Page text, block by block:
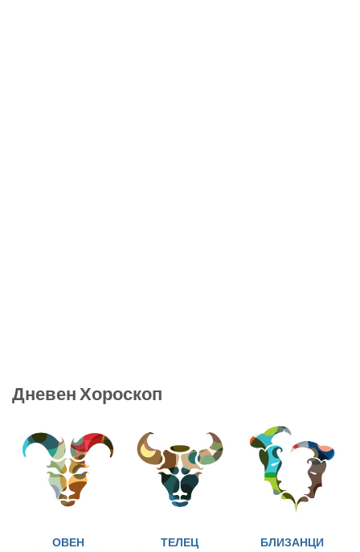
Дневен Хороскоп
ОВЕН
ТЕЛЕЦ
БЛИЗАНЦИ